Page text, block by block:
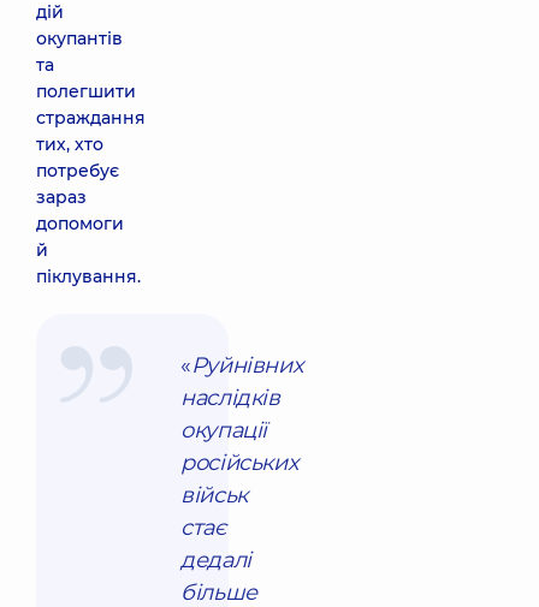
дій
окупантів
та
полегшити
страждання
тих, хто
потребує
зараз
допомоги
й
піклування.
«Руйнівних
наслідків
окупації
російських
військ
стає
дедалі
більше